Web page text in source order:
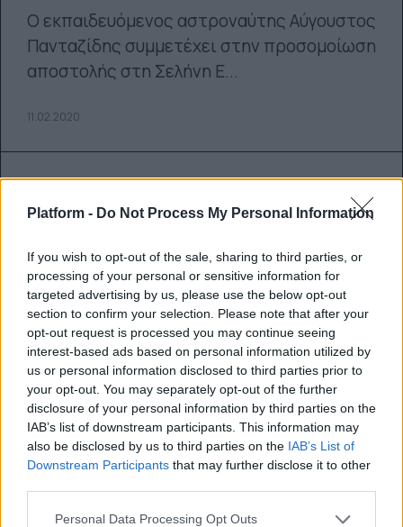
Platform - Do Not Process My Personal Information
If you wish to opt-out of the sale, sharing to third parties, or
processing of your personal or sensitive information for
targeted advertising by us, please use the below opt-out
section to confirm your selection. Please note that after your
opt-out request is processed you may continue seeing
interest-based ads based on personal information utilized by
us or personal information disclosed to third parties prior to
your opt-out. You may separately opt-out of the further
disclosure of your personal information by third parties on the
IAB’s list of downstream participants. This information may
also be disclosed by us to third parties on the IAB’s List of
Downstream Participants that may further disclose it to other
Personal Data Processing Opt Outs
Ο εκπαιδευόμενος αστροναύτης Αύγουστος
Πανταζίδης συμμετέχει στην προσομοίωση
αποστολής στη Σελήνη Ε...
11.02.2020
Χρήστος Χιλέτης (νέοι που
επιχειρούν): Με το Carma Share
ποτέ ξανά η οδήγηση δεν ήταν